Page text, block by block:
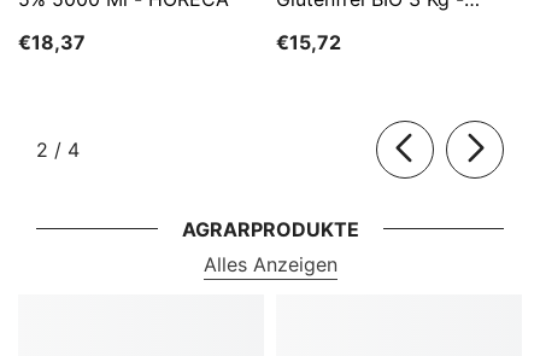
€18,37
€15,72
2 / von
4
AGRARPRODUKTE
Alles Anzeigen